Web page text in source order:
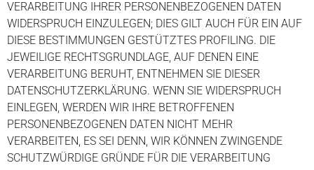
VERARBEITUNG IHRER PERSONENBEZOGENEN DATEN
WIDERSPRUCH EINZULEGEN; DIES GILT AUCH FÜR EIN AUF
DIESE BESTIMMUNGEN GESTÜTZTES PROFILING. DIE
JEWEILIGE RECHTSGRUNDLAGE, AUF DENEN EINE
VERARBEITUNG BERUHT, ENTNEHMEN SIE DIESER
DATENSCHUTZERKLÄRUNG. WENN SIE WIDERSPRUCH
EINLEGEN, WERDEN WIR IHRE BETROFFENEN
PERSONENBEZOGENEN DATEN NICHT MEHR
VERARBEITEN, ES SEI DENN, WIR KÖNNEN ZWINGENDE
SCHUTZWÜRDIGE GRÜNDE FÜR DIE VERARBEITUNG